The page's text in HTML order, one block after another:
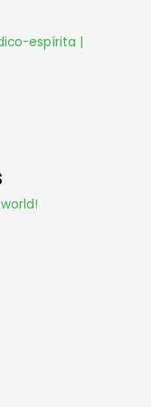
espírita |